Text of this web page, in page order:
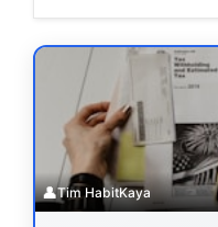
👤Tim HabitKaya